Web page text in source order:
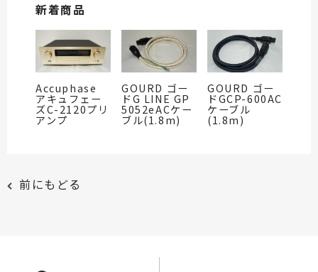
新着商品
Accuphase
アキュフェー
ズC-2120プリ
アンプ
GOURD ゴー
ドG LINE GP
5052eACケー
ブル(1.8m)
GOURD ゴー
ドGCP-600AC
ケーブル
(1.8m)
前にもどる